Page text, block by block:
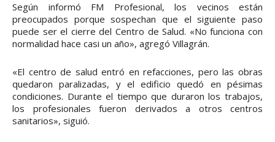
Según informó FM Profesional, los vecinos están
preocupados porque sospechan que el siguiente paso
puede ser el cierre del Centro de Salud. «No funciona con
normalidad hace casi un año», agregó Villagrán.
«El centro de salud entró en refacciones, pero las obras
quedaron paralizadas, y el edificio quedó en pésimas
condiciones. Durante el tiempo que duraron los trabajos,
los profesionales fueron derivados a otros centros
sanitarios», siguió.